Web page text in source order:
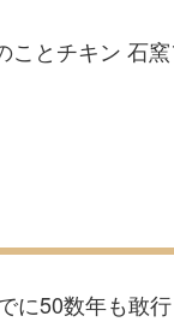
とチキン 石
に50数年も敢